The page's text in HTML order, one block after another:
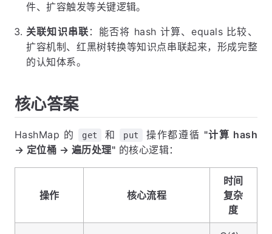
件、扩容触发等关键逻辑。
关联知识串联 ：能否将 hash 计算、equals 比较、
扩容机制、红黑树转换等知识点串联起来，形成完整
的认知体系。
核心答案
HashMap 的 get 和 put 操作都遵循 "计算 hash
→ 定位桶 → 遍历处理" 的核心逻辑：
操作 核心流程
时间
复杂
度